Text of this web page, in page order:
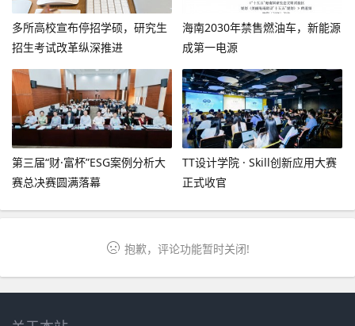
多所高校宣布停招学硕，研究生
招生考试改革纵深推进
海南2030年禁售燃油车，新能源
成第一电源
第三届“财·富杯”ESG案例分析大
赛总决赛圆满落幕
TT设计学院 · Skill创新应用大赛
正式收官
抱歉，评论功能暂时关闭!